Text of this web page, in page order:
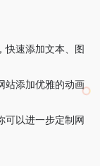
快速添加文本、图
站添加优雅的动画
可以进一步定制网